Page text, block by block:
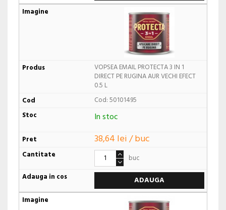
VOPSEA EMAIL PROTECTA 3 IN 1
DIRECT PE RUGINA AUR VECHI EFECT
0.5 L
Cod: 50101495
In stoc
38,64 lei / buc
buc
ADAUGA